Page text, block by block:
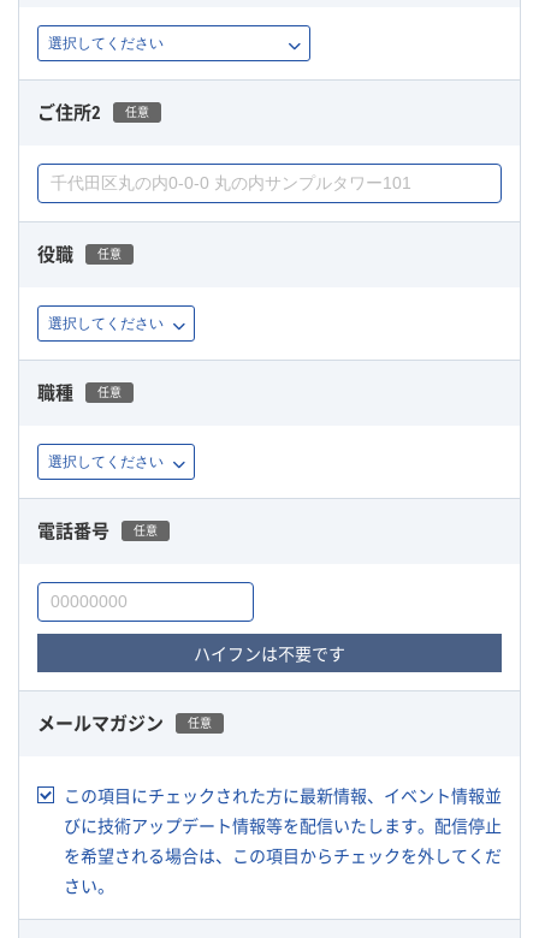
ご住所2 任意
役職 任意
職種 任意
電話番号 任意
ハイフンは不要です
メールマガジン 任意
この項目にチェックされた方に最新情報、イベント情報並
びに技術アップデート情報等を配信いたします。配信停止
を希望される場合は、この項目からチェックを外してくだ
さい。